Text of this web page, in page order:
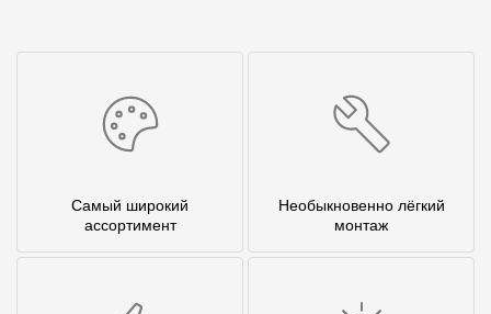
Самый широкий
ассортимент
Необыкновенно лёгкий
монтаж